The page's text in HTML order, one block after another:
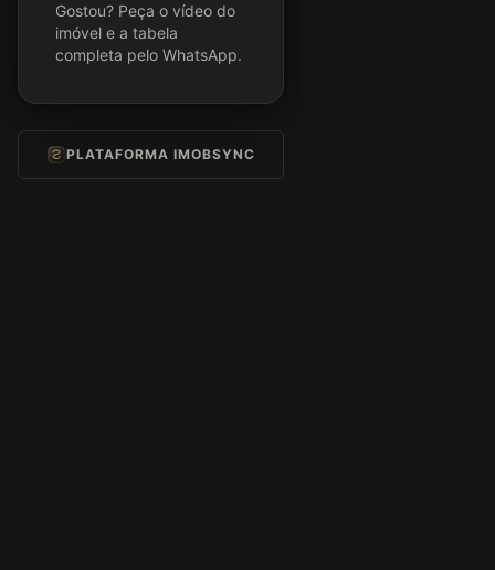
Gostou? Peça o vídeo do
imóvel e a tabela
completa pelo WhatsApp.
PLATAFORMA IMOBSYNC